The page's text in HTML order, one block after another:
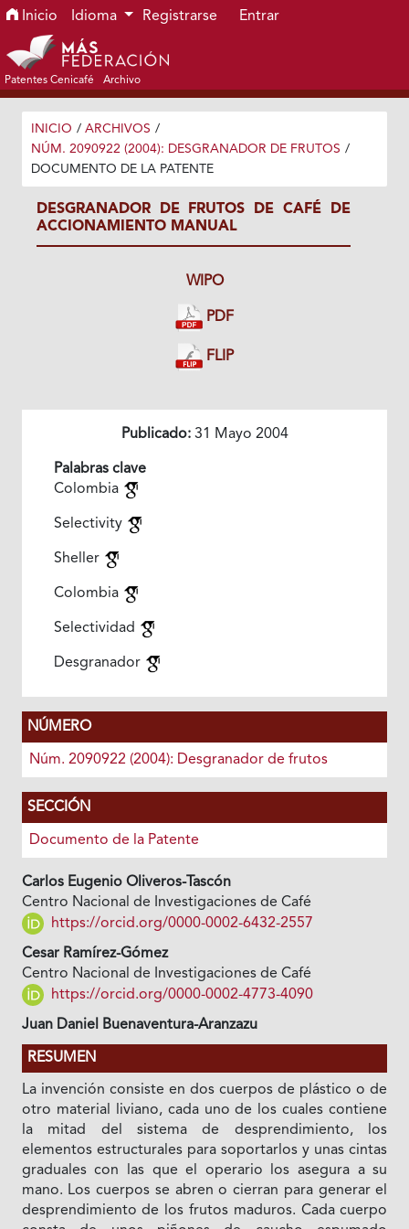
Ir al menú de navegación principal
Ir al contenido principal
Ir al pie de página del sitio
Inicio Idioma Registrarse Entrar
Patentes Cenicafé Archivo
INICIO / ARCHIVOS /
NÚM. 2090922 (2004): DESGRANADOR DE FRUTOS /
DOCUMENTO DE LA PATENTE
DESGRANADOR DE FRUTOS DE CAFÉ DE
ACCIONAMIENTO MANUAL
WIPO
PDF
FLIP
Publicado:31 Mayo 2004
Palabras clave
Colombia
Selectivity
Sheller
Colombia
Selectividad
Desgranador
NÚMERO
Núm. 2090922 (2004): Desgranador de frutos
SECCIÓN
Documento de la Patente
Carlos Eugenio Oliveros-Tascón
Centro Nacional de Investigaciones de Café
https://orcid.org/0000-0002-6432-2557
Cesar Ramírez-Gómez
Centro Nacional de Investigaciones de Café
https://orcid.org/0000-0002-4773-4090
Juan Daniel Buenaventura-Aranzazu
RESUMEN
La invención consiste en dos cuerpos de plástico o de
otro material liviano, cada uno de los cuales contiene
la mitad del sistema de desprendimiento, los
elementos estructurales para soportarlos y unas cintas
graduales con las que el operario los asegura a su
mano. Los cuerpos se abren o cierran para generar el
desprendimiento de los frutos maduros. Cada cuerpo